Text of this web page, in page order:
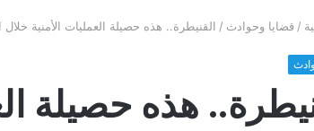
/ قضايا وحوادث / القنيطرة.. هذه حصيلة العمليات الأمنية
هذه حصيلة